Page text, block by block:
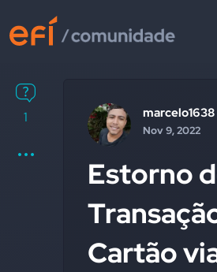
1 marcelo1638
Nov 9, 2022
Estorno
Cartão